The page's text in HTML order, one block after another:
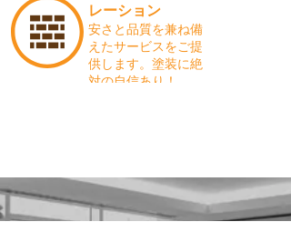
レーション
安さと品質を兼ね備
えたサービスをご提
供します。塗装に絶
対の自信あり！